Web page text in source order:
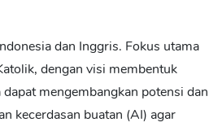
dan Inggris. Fokus utama
dengan visi membentuk
mengembangkan potensi dan
kecerdasan buatan (AI) agar